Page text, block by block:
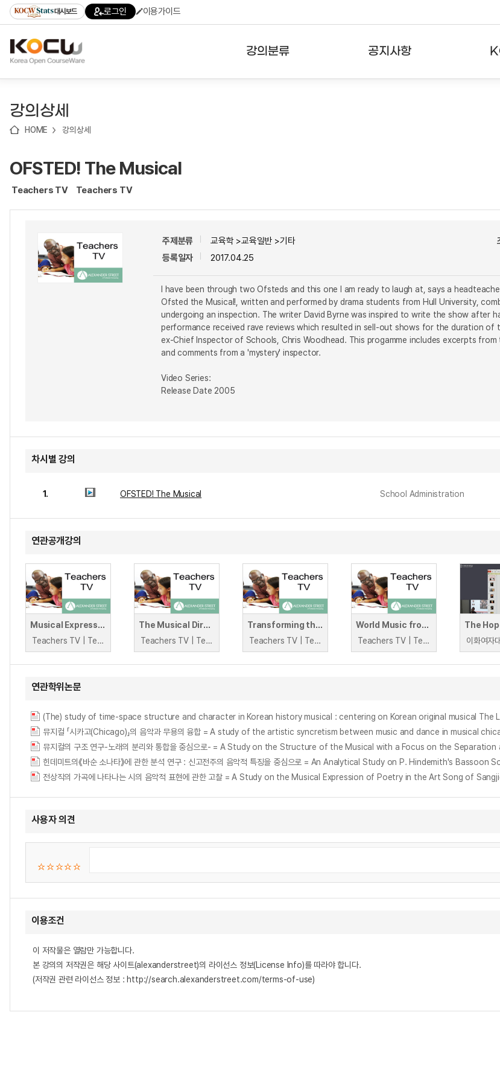
기
기
기
content)
가
대시보드 로그인 이용가이드
강의분류 공지사항
강의상세
HOME 강의상세
OFSTED! The Musical
Teachers TV Teachers TV
주제분류
교육학 >교육일반 >기타
등록일자
2017.04.25
I have been through two Ofsteds and this one I am ready to laugh at, says a
Ofsted the Musical!, written and performed by drama students from Hull University,
undergoing an inspection. The writer David Byrne was inspired to write the show after
performance received rave reviews which resulted in sell-out shows for the duration
ex-Chief Inspector of Schools, Chris Woodhead. This progamme includes excerpts
and comments from a 'mystery' inspector.
Video Series:
Release Date 2005
차시별 강의
1. OFSTED! The Musical School Administration
연관공개강의
Musical Expression throughout the Curriculum
Teachers TV | Teachers TV
The Musical Director and the Tortoise Conservationist
Teachers TV | Teachers TV
Transforming the Music Room
Teachers TV | Teachers TV
World Music from The Brit School
Teachers TV | Teachers TV
연관학위논문
(The) study of time-space structure and character in Korean history musical : centering on Korean original musical The
뮤지컬 「시카고(Chicago)」의 음악과 무용의 융합 = A study of the artistic syncretism between music and dance in musical
뮤지컬의 구조 연구-노래의 분리와 통합을 중심으로- = A Study on the Structure of the Musical with a Focus on the
힌데미트의《바순 소나타》에 관한 분석 연구 : 신고전주의 음악적 특징을 중심으로 = An Analytical Study on P. Hindemith's
전상직의 가곡에 나타나는 시의 음악적 표현에 관한 고찰 = A Study on the Musical Expression of Poetry in the Art Song of
사용자 의견
이용조건
이 저작물은 열람만 가능합니다.
본 강의의 저작권은 해당 사이트(alexanderstreet)의 라이선스 정보(License Info)를 따라야 합니다.
(저작권 관련 라이선스 정보 : http://search.alexanderstreet.com/terms-of-use)